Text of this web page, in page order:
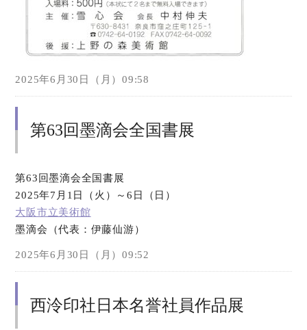
2025年6月30日（月）09:58
第63回墨滴会全国書展
第63回墨滴会全国書展
2025年7月1日（火）～6日（日）
大阪市立美術館
墨滴会（代表：伊藤仙游）
2025年6月30日（月）09:52
西泠印社日本名誉社員作品展